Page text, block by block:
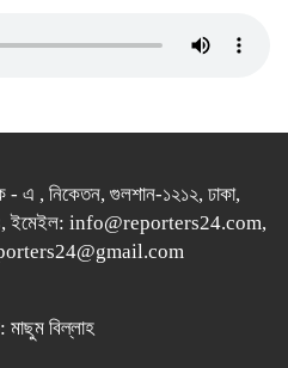
এ , নিকেতন, গুলশান-১২১২, ঢাকা,
ইমেইল: info@reporters24.com,
মাছুম বিল্লাহ